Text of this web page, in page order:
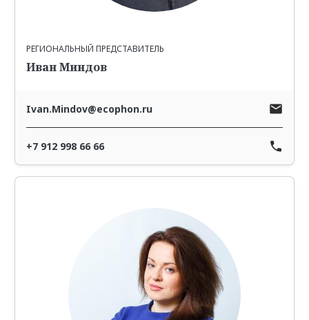
РЕГИОНАЛЬНЫЙ ПРЕДСТАВИТЕЛЬ
Иван Миндов
Ivan.Mindov@ecophon.ru
+7 912 998 66 66